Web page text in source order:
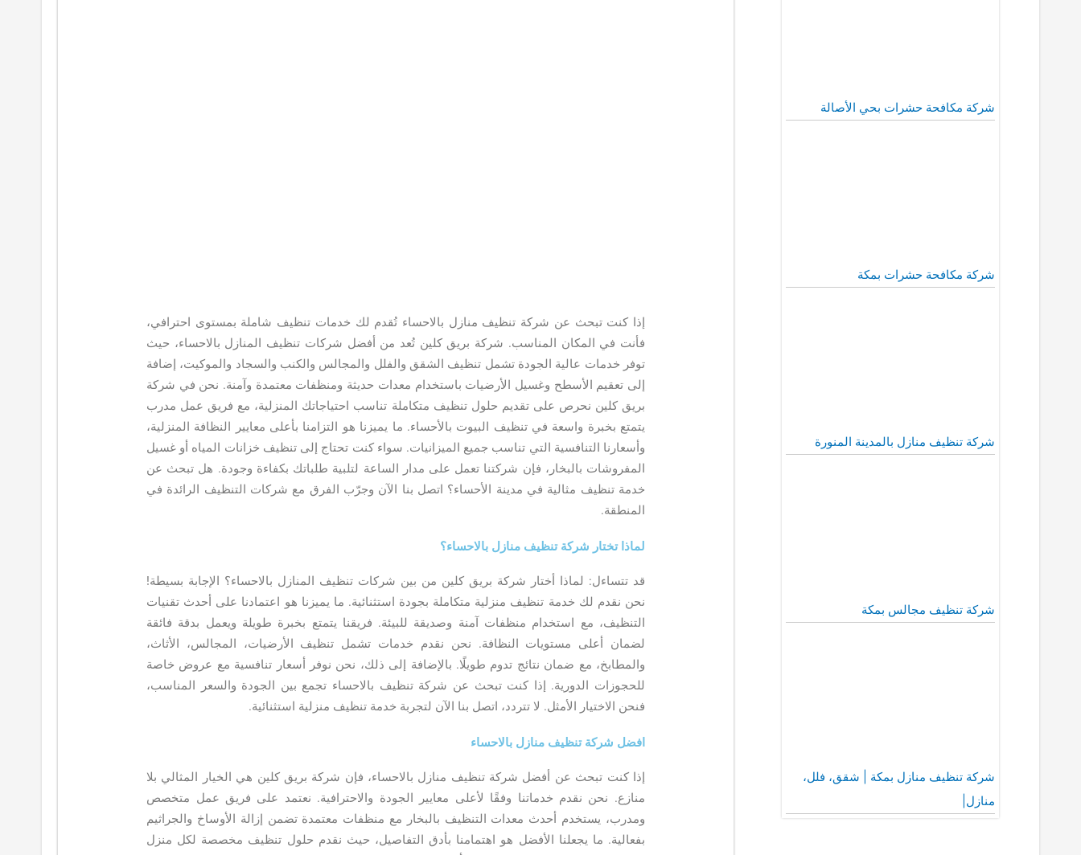
شركة مكافحة حشرات بحي الأصالة
شركة مكافحة حشرات بمكة
شركة تنظيف منازل بالمدينة المنورة
شركة تنظيف مجالس بمكة
شركة تنظيف منازل بمكة | شقق، فلل،
منازل|
إذا كنت تبحث عن شركة تنظيف منازل بالاحساء تُقدم لك خدمات تنظيف شاملة بمستوى احترافي،
فأنت في المكان المناسب. شركة بريق كلين تُعد من أفضل شركات تنظيف المنازل بالاحساء، حيث
توفر خدمات عالية الجودة تشمل تنظيف الشقق والفلل والمجالس والكنب والسجاد والموكيت، إضافة
إلى تعقيم الأسطح وغسيل الأرضيات باستخدام معدات حديثة ومنظفات معتمدة وآمنة. نحن في شركة
بريق كلين نحرص على تقديم حلول تنظيف متكاملة تناسب احتياجاتك المنزلية، مع فريق عمل مدرب
يتمتع بخبرة واسعة في تنظيف البيوت بالأحساء. ما يميزنا هو التزامنا بأعلى معايير النظافة المنزلية،
وأسعارنا التنافسية التي تناسب جميع الميزانيات. سواء كنت تحتاج إلى تنظيف خزانات المياه أو غسيل
المفروشات بالبخار، فإن شركتنا تعمل على مدار الساعة لتلبية طلباتك بكفاءة وجودة. هل تبحث عن
خدمة تنظيف مثالية في مدينة الأحساء؟ اتصل بنا الآن وجرّب الفرق مع شركات التنظيف الرائدة في
المنطقة.
لماذا تختار شركة تنظيف منازل بالاحساء؟
قد تتساءل: لماذا أختار شركة بريق كلين من بين شركات تنظيف المنازل بالاحساء؟ الإجابة بسيطة!
نحن نقدم لك خدمة تنظيف منزلية متكاملة بجودة استثنائية. ما يميزنا هو اعتمادنا على أحدث تقنيات
التنظيف، مع استخدام منظفات آمنة وصديقة للبيئة. فريقنا يتمتع بخبرة طويلة ويعمل بدقة فائقة
لضمان أعلى مستويات النظافة. نحن نقدم خدمات تشمل تنظيف الأرضيات، المجالس، الأثاث،
والمطابخ، مع ضمان نتائج تدوم طويلًا. بالإضافة إلى ذلك، نحن نوفر أسعار تنافسية مع عروض خاصة
للحجوزات الدورية. إذا كنت تبحث عن شركة تنظيف بالاحساء تجمع بين الجودة والسعر المناسب،
فنحن الاختيار الأمثل. لا تتردد، اتصل بنا الآن لتجربة خدمة تنظيف منزلية استثنائية.
افضل شركة تنظيف منازل بالاحساء
إذا كنت تبحث عن أفضل شركة تنظيف منازل بالاحساء، فإن شركة بريق كلين هي الخيار المثالي بلا
منازع. نحن نقدم خدماتنا وفقًا لأعلى معايير الجودة والاحترافية. نعتمد على فريق عمل متخصص
ومدرب، يستخدم أحدث معدات التنظيف بالبخار مع منظفات معتمدة تضمن إزالة الأوساخ والجراثيم
بفعالية. ما يجعلنا الأفضل هو اهتمامنا بأدق التفاصيل، حيث نقدم حلول تنظيف مخصصة لكل منزل